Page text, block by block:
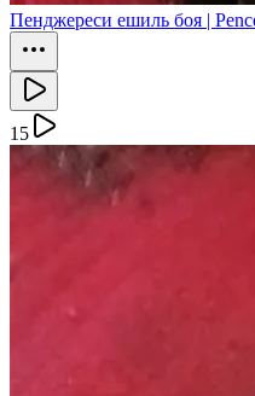
Пенджереси ешиль боя |
15